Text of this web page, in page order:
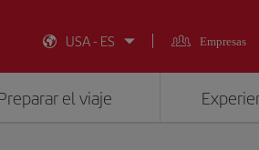
USA - ES
Empresas
el viaje